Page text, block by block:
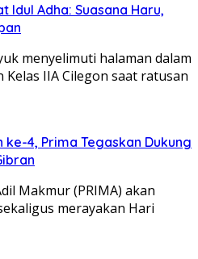
Idul Adha: Suasana Haru,
menyelimuti halaman dalam
Kelas IIA Cilegon saat ratusan
4, Prima Tegaskan Dukung
Makmur (PRIMA) akan
merayakan Hari